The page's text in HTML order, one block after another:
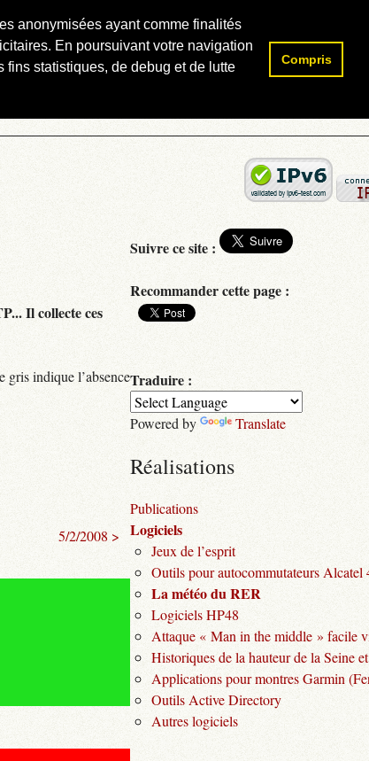
anonymisées ayant comme finalités
En poursuivant votre navigation
statistiques, de debug et de lutte
Compris
Il collecte ces
gris indique l’absence
5/2/2008 >
Rechercher :
Suivre ce site :
Recommander cette page :
Traduire :
Powered by Translate
Réalisations
Publications
Logiciels
Jeux de l’esprit
Outils pour autocommutateurs Alcatel
La météo du RER
Logiciels HP48
Attaque « Man in the middle » facile
Historiques de la hauteur de la Seine
Applications pour montres Garmin
Outils Active Directory
Autres logiciels